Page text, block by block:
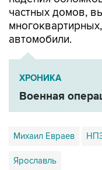
автомобили.
ХРОНИКА
Военная
Михаил Евраев
Ярославль